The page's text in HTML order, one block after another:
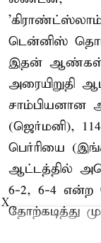
டென்னிஸ்
இதன் ஆண்கள்
அரையிறுதி
சாம்பியனான
(ஜெர்மனி),
பெர்ரியை
ஆட்டத்தில்
6-2, 6-4 என்ற
தோற்கடித்து
X